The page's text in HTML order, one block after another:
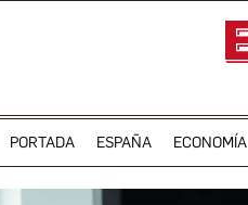
PORTADA ESPAÑA ECONOMÍA